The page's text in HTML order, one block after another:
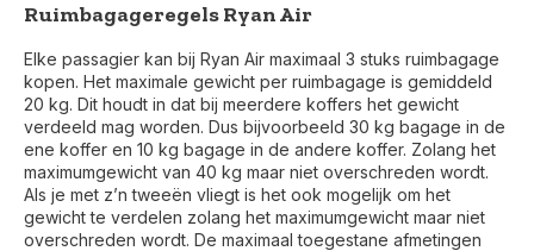
Ruimbagageregels Ryan Air
Elke passagier kan bij Ryan Air maximaal 3 stuks ruimbagage
kopen. Het maximale gewicht per ruimbagage is gemiddeld
20 kg. Dit houdt in dat bij meerdere koffers het gewicht
verdeeld mag worden. Dus bijvoorbeeld 30 kg bagage in de
ene koffer en 10 kg bagage in de andere koffer. Zolang het
maximumgewicht van 40 kg maar niet overschreden wordt.
Als je met z’n tweeën vliegt is het ook mogelijk om het
gewicht te verdelen zolang het maximumgewicht maar niet
overschreden wordt. De maximaal toegestane afmetingen